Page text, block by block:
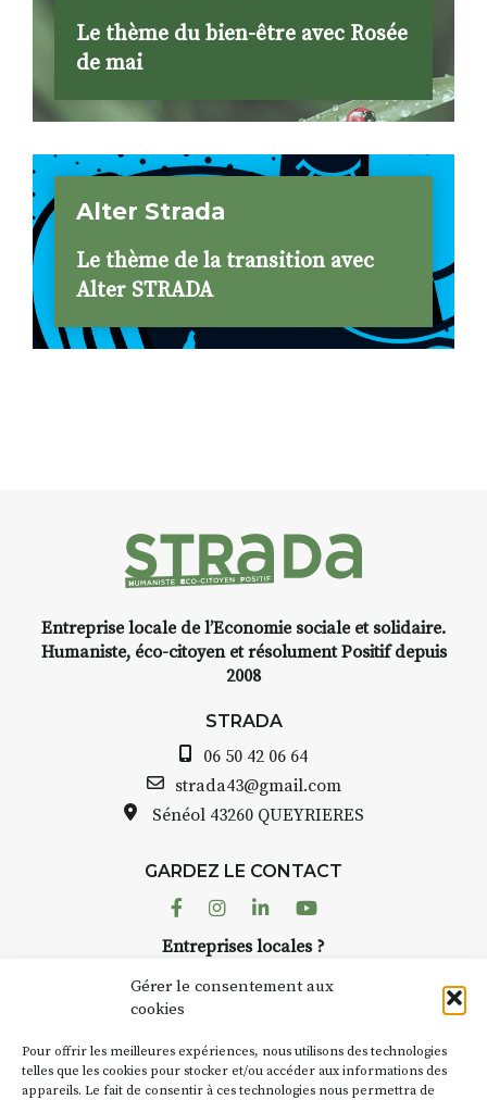
Gérer le consentement aux
cookies
Pour offrir les meilleures expériences, nous utilisons des technologies
telles que les cookies pour stocker et/ou accéder aux informations des
appareils. Le fait de consentir à ces technologies nous permettra de
Le thème du bien-être avec Rosée
de mai
Alter Strada
Le thème de la transition avec
Alter STRADA
Entreprise locale de l’Economie sociale et solidaire.
Humaniste, éco-citoyen et résolument Positif depuis
2008
STRADA
06 50 42 06 64
strada43@gmail.com
Sénéol 43260 QUEYRIERES
GARDEZ LE CONTACT
FacebookInstagram
LinkedinYoutube
Entreprises locales ?
Suivez toute l'actu de Strada